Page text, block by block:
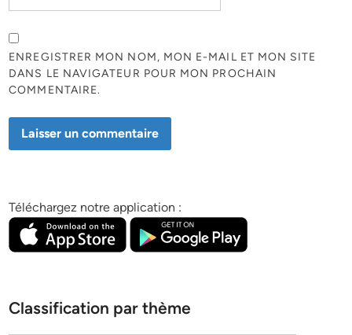
ENREGISTRER MON NOM, MON E-MAIL ET MON SITE
DANS LE NAVIGATEUR POUR MON PROCHAIN
COMMENTAIRE.
Téléchargez notre application :
Classification par thème